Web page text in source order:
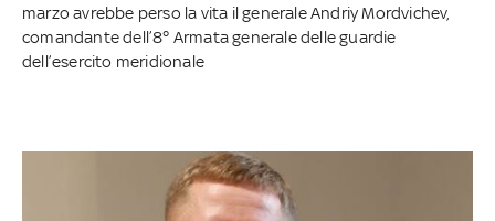
marzo avrebbe perso la vita il generale Andriy Mordvichev,
comandante dell’8° Armata generale delle guardie
dell’esercito meridionale